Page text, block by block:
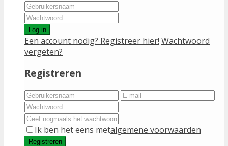
Log in
Een account nodig? Registreer hier! Wachtwoord
vergeten?
Registreren
Ik ben het eens metalgemene voorwaarden
Registreren